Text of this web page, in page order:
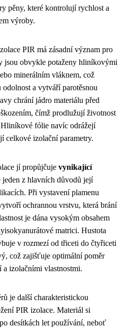
pěny, které kontrolují rychlost a
výroby.
PIR má zásadní význam pro
jsou obvykle potaženy hliníkovými
minerálním vláknem, což
a vytváří parotěsnou
chrání jádro materiálu před
čímž prodlužují životnost
fólie navíc odrážejí
celkové izolační parametry.
jí propůjčuje vynikající
jeden z hlavních důvodů její
Při vystavení plamenu
ochrannou vrstvu, která brání
je dána vysokým obsahem
matrici. Hustota
v rozmezí od třiceti do čtyřiceti
což zajišťuje optimální poměr
a izolačními vlastnostmi.
je další charakteristickou
PIR izolace. Materiál si
desítkách let používání, neboť